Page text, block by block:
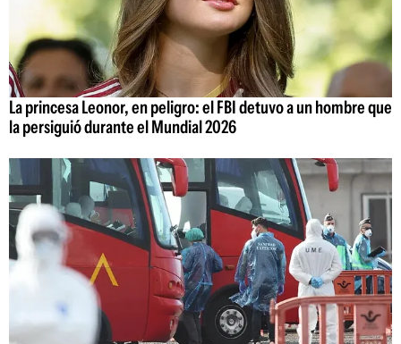
La princesa Leonor, en peligro: el FBI detuvo a un hombre que
la persiguió durante el Mundial 2026